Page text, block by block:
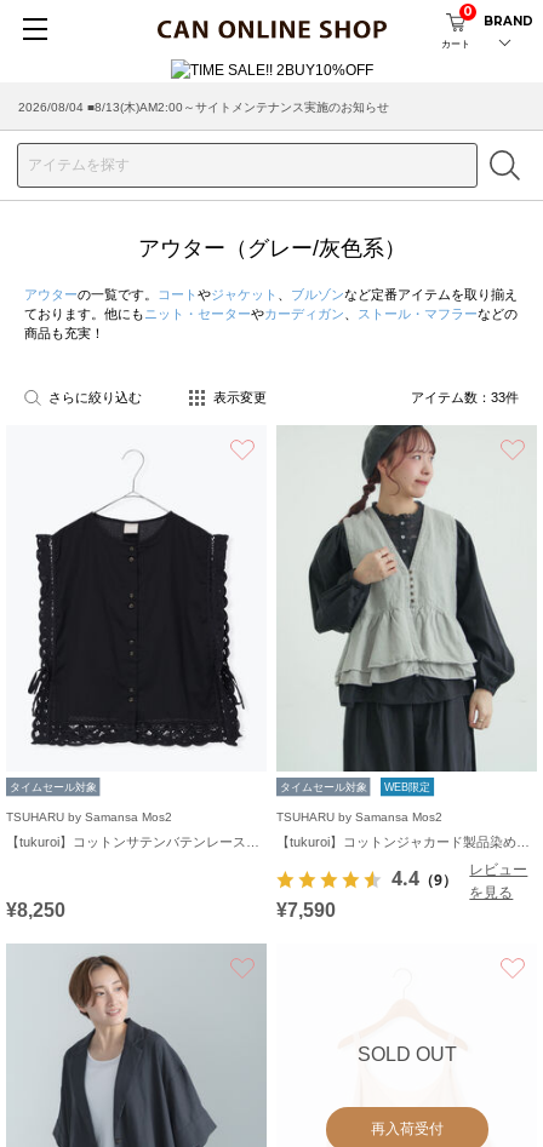
カート
0
BRAND
2026/08/04 ■8/13(木)AM2:00～サイトメンテナンス実施のお知らせ
2026/07/29 ■【お知らせ】ヤマト運輸の配送遅延・停止について
アウター（グレー/灰色系）
アウターの一覧です。 コート やジャケット ブルゾンなど定番アイテムを取り揃え
ております。他にも ニット・セーターやカーディガン ストール・マフラーなどの
商品も充実！
さらに絞り込む 表示変更 アイテム数： 33件
タイムセール対象
TSUHARU by Samansa Mos2
¥8,250
タイムセール対象 WEB限定
TSUHARU by Samansa Mos2
4.4 （9）
レビュー
を見る
¥7,590
SOLD OUT
再入荷受付